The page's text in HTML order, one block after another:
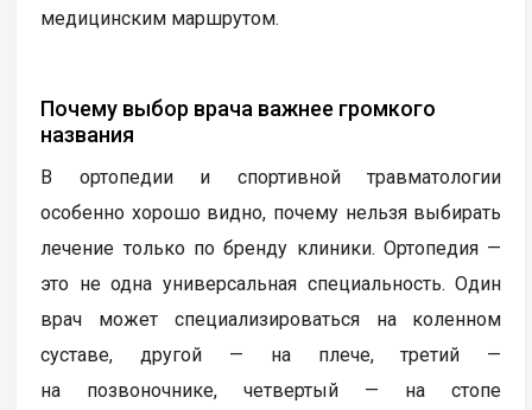
медицинским маршрутом.
Почему выбор врача важнее громкого
названия
В ортопедии и спортивной травматологии
особенно хорошо видно, почему нельзя выбирать
лечение только по бренду клиники. Ортопедия —
это не одна универсальная специальность. Один
врач может специализироваться на коленном
суставе, другой — на плече, третий —
на позвоночнике, четвертый — на стопе